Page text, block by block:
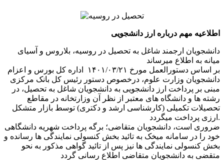
اطلاعیه مهم درباره ارز دانشجویی
میانه به اطلاع میرساند
بر اساس دستورالعمل مورخ ۱۴۰۱/۰۳/۲۱ اداره کل بورس و اعزام
دانشجویان وزارت علوم، درخصوص دستور رئیس کل بانک مرکزی
مبنی بر پرداخت ارز دانشجویی به دانشجویان شاغل به تحصیل، در
رشته ها و دانشگاه های معتبر از نظر آن وزارتخانه در مقاطع
تحصیلات تکمیلی (کارشناسی ارشد و دکتری) توسط بازار متشکل
ارزی پرداخت میگردد.
ضروری است، دانشجویان متقاضی؛ برگه پرداخت شهریه دانشگاهی
خود را در سامانه میخک به تائید بخش کنسولی نمایندگی ها رسانده و
بخش کنسولی نمایندگی ها نیز پس از تائید گواهی مذکور به نحو
متقضی به دانشجویان متقاضی اطلاع رسانی گردد